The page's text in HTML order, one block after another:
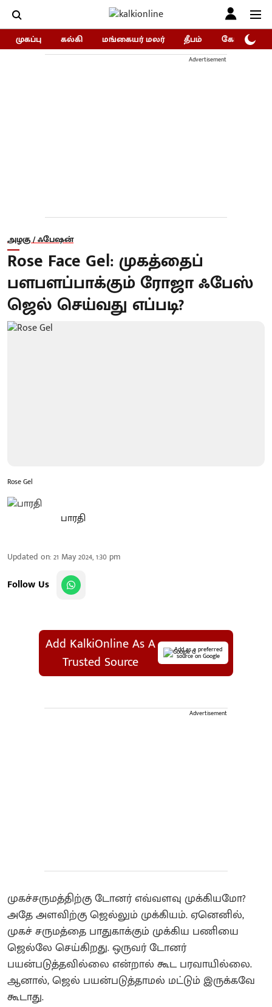
முகப்பு கல்கி மங்கையர் மலர் தீபம் கோகுலம்/
Advertisement
அழகு / ஃபேஷன்
Rose Face Gel: முகத்தைப்
பளபளப்பாக்கும் ரோஜா ஃபேஸ்
ஜெல் செய்வது எப்படி?
Rose Gel
பாரதி
Updated on:21 May 2024, 1:30 pm
Follow Us
Add KalkiOnline As A
Trusted Source
Add as a preferred
source on Google
Advertisement
முகச்சருமத்திற்கு டோனர் எவ்வளவு முக்கியமோ?
அதே அளவிற்கு ஜெல்லும் முக்கியம். ஏனெனில்,
முகச் சருமத்தை பாதுகாக்கும் முக்கிய பணியை
ஜெல்லே செய்கிறது. ஒருவர் டோனர்
பயன்படுத்தவில்லை என்றால் கூட பரவாயில்லை.
ஆனால், ஜெல் பயன்படுத்தாமல் மட்டும் இருக்கவே
கூடாது.